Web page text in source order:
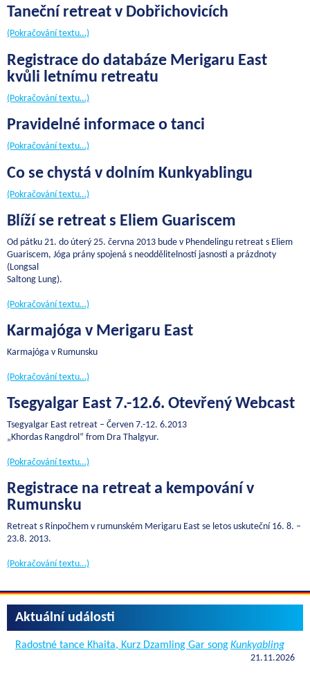
Taneční retreat v Dobřichovicích
(Pokračování textu…)
Registrace do databáze Merigaru East
kvůli letnímu retreatu
(Pokračování textu…)
Pravidelné informace o tanci
(Pokračování textu…)
Co se chystá v dolním Kunkyablingu
(Pokračování textu…)
Blíží se retreat s Eliem Guariscem
Od pátku 21. do úterý 25. června 2013 bude v Phendelingu retreat s Eliem
Guariscem, Jóga prány spojená s neoddělitelností jasnosti a prázdnoty
(Longsal
Saltong Lung).
(Pokračování textu…)
Karmajóga v Merigaru East
Karmajóga v Rumunsku
(Pokračování textu…)
Tsegyalgar East 7.-12.6. Otevřený Webcast
Tsegyalgar East retreat – Červen 7.-12. 6.2013
„Khordas Rangdrol“ from Dra Thalgyur.
(Pokračování textu…)
Registrace na retreat a kempování v
Rumunsku
Retreat s Rinpočhem v rumunském Merigaru East se letos uskuteční 16. 8. –
23.8. 2013.
(Pokračování textu…)
Aktuální události
Radostné tance Khaita, Kurz Dzamling Gar songKunkyabling
21.11.2026